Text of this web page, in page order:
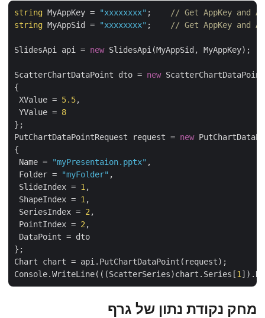
string MyAppKey = "xxxxxxxx" ; // Get AppKey and
string MyAppSid = "xxxxxxxx" ; // Get AppKey and
SlidesApi api = new SlidesApi(MyAppSid, MyAppKey);
ScatterChartDataPoint dto = new
XValue = 5.5
YValue =
};
PutChartDataPointRequest request = new
Name = "myPresentaion.pptx"
Folder = "myFolder"
SlideIndex = 1
ShapeIndex = 1
SeriesIndex = 2
PointIndex = 2
DataPoint = dto
};
Chart chart = api.PutChartDataPoint(request);
Console.WriteLine(((ScatterSeries)chart.Series[ 1
מחק נקודת נתון של גרף